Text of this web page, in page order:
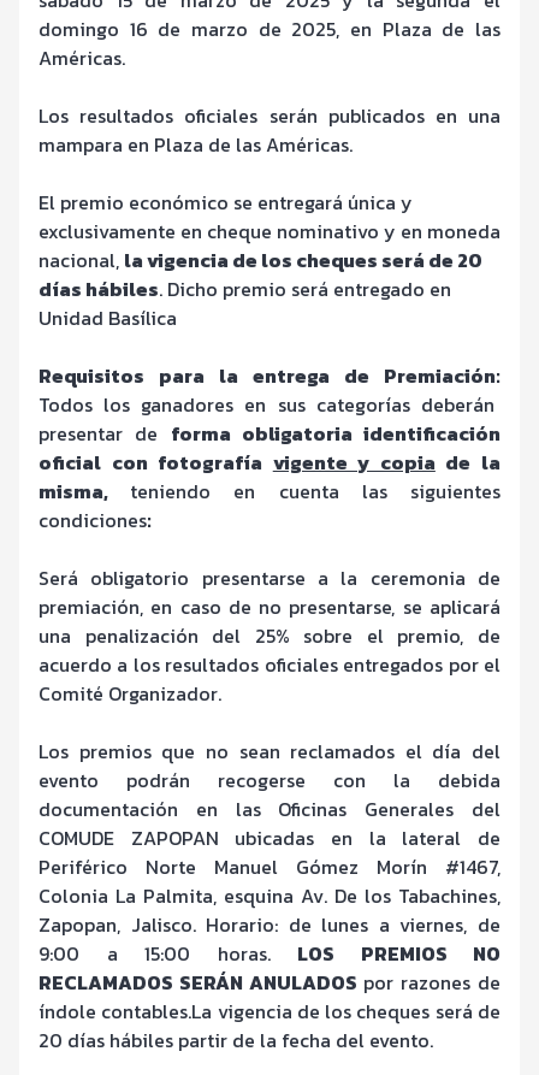
domingo 16 de marzo de 2025, en Plaza de las
Américas.
Los resultados oficiales serán publicados en una
mampara en Plaza de las Américas.
El premio económico se entregará única y
exclusivamente en cheque nominativo y en moneda
nacional, la vigencia de los cheques será de 20
días hábiles. Dicho premio será entregado en
Unidad Basílica
Requisitos para la entrega de Premiación:
Todos los ganadores en sus categorías deberán
presentar de forma obligatoria identificación
oficial con fotografía vigente y copia de la
misma, teniendo en cuenta las siguientes
condiciones:
Será obligatorio presentarse a la ceremonia de
premiación, en caso de no presentarse, se aplicará
una penalización del 25% sobre el premio, de
acuerdo a los resultados oficiales entregados por el
Comité Organizador.
Los premios que no sean reclamados el día del
evento podrán recogerse con la debida
documentación en las Oficinas Generales del
COMUDE ZAPOPAN ubicadas en la lateral de
Periférico Norte Manuel Gómez Morín #1467,
Colonia La Palmita, esquina Av. De los Tabachines,
Zapopan, Jalisco. Horario: de lunes a viernes, de
9:00 a 15:00 horas. LOS PREMIOS NO
RECLAMADOS SERÁN ANULADOS por razones de
índole contables.La vigencia de los cheques será de
20 días hábiles partir de la fecha del evento.